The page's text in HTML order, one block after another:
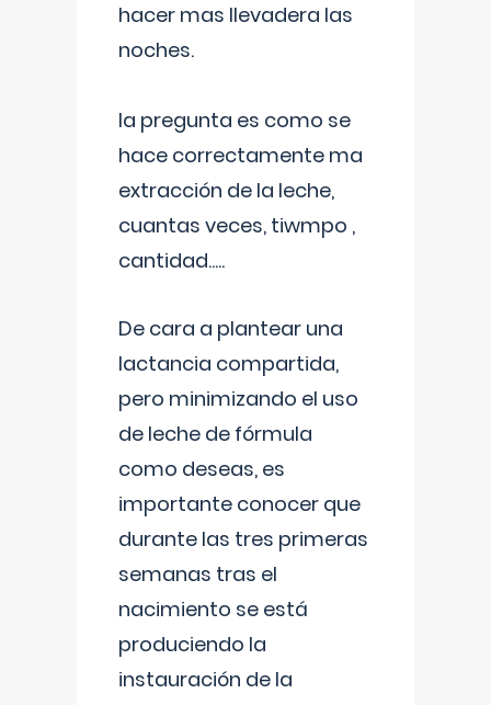
hacer mas llevadera las
noches.
la pregunta es como se
hace correctamente ma
extracción de la leche,
cuantas veces, tiwmpo ,
cantidad.....
De cara a plantear una
lactancia compartida,
pero minimizando el uso
de leche de fórmula
como deseas, es
importante conocer que
durante las tres primeras
semanas tras el
nacimiento se está
produciendo la
instauración de la